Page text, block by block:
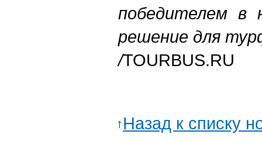
победителем в
решение для
/TOURBUS.RU
Назад к списку